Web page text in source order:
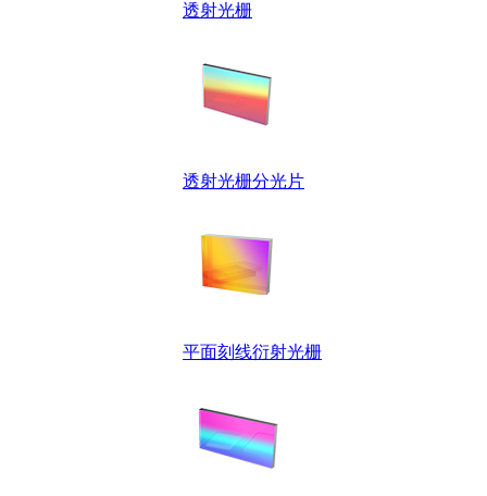
透射光栅
透射光栅分光片
平面刻线衍射光栅